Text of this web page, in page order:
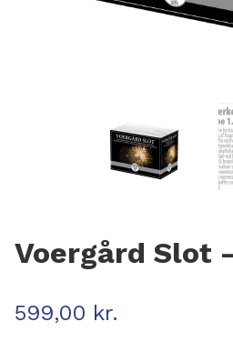
Voergård Slot
599,00 kr.